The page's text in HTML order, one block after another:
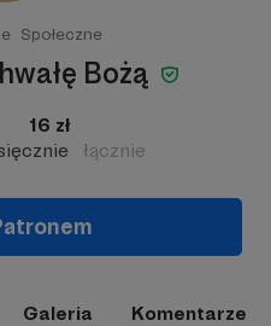
Społeczne
Bożą
16 zł
łącznie
Galeria Komentarze